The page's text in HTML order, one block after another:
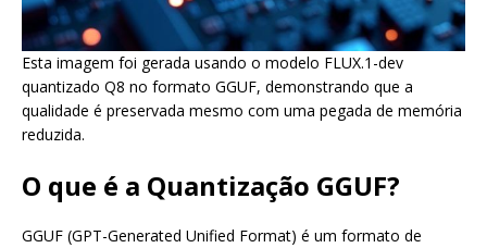
Esta imagem foi gerada usando o modelo FLUX.1-dev
quantizado Q8 no formato GGUF, demonstrando que a
qualidade é preservada mesmo com uma pegada de memória
reduzida.
O que é a Quantização GGUF?
GGUF (GPT-Generated Unified Format) é um formato de